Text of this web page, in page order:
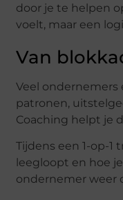
door je te helpen
voelt, maar een
Van
Veel
patronen,
Coaching helpt je
Tijdens een 1-op-
leegloopt en hoe
ondernemer weer